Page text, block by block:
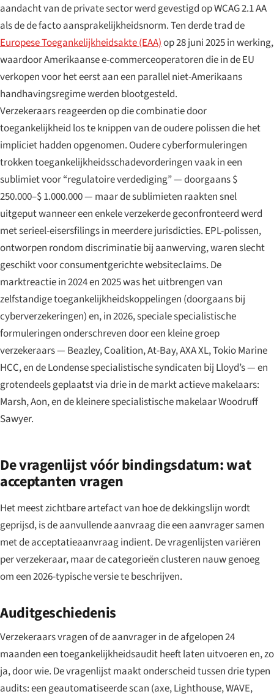
aandacht van de private sector werd gevestigd op WCAG 2.1 AA
als de de facto aansprakelijkheidsnorm. Ten derde trad de
Europese Toegankelijkheidsakte (EAA)op 28 juni 2025 in werking,
waardoor Amerikaanse e-commerceoperatoren die in de EU
verkopen voor het eerst aan een parallel niet-Amerikaans
handhavingsregime werden blootgesteld.
Verzekeraars reageerden op die combinatie door
toegankelijkheid los te knippen van de oudere polissen die het
impliciet hadden opgenomen. Oudere cyberformuleringen
trokken toegankelijkheidsschadevorderingen vaak in een
sublimiet voor “regulatoire verdediging” — doorgaans $
250.000–$ 1.000.000 — maar de sublimieten raakten snel
uitgeput wanneer een enkele verzekerde geconfronteerd werd
met serieel-eisersfilings in meerdere jurisdicties. EPL-polissen,
ontworpen rondom discriminatie bij aanwerving, waren slecht
geschikt voor consumentgerichte websiteclaims. De
marktreactie in 2024 en 2025 was het uitbrengen van
zelfstandige toegankelijkheidskoppelingen (doorgaans bij
cyberverzekeringen) en, in 2026, speciale specialistische
formuleringen onderschreven door een kleine groep
verzekeraars — Beazley, Coalition, At-Bay, AXA XL, Tokio Marine
HCC, en de Londense specialistische syndicaten bij Lloyd’s — en
grotendeels geplaatst via drie in de markt actieve makelaars:
Marsh, Aon, en de kleinere specialistische makelaar Woodruff
Sawyer.
De vragenlijst vóór bindingsdatum: wat
acceptanten vragen
Het meest zichtbare artefact van hoe de dekkingslijn wordt
geprijsd, is de aanvullende aanvraag die een aanvrager samen
met de acceptatieaanvraag indient. De vragenlijsten variëren
per verzekeraar, maar de categorieën clusteren nauw genoeg
om een 2026-typische versie te beschrijven.
Auditgeschiedenis
Verzekeraars vragen of de aanvrager in de afgelopen 24
maanden een toegankelijkheidsaudit heeft laten uitvoeren en, zo
ja, door wie. De vragenlijst maakt onderscheid tussen drie typen
audits: een geautomatiseerde scan (axe, Lighthouse, WAVE,